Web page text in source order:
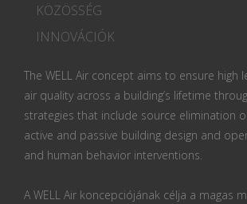
KÖZÖSSÉG
INNOVÁCIÓK
The WELL Air concept aims to ensure high
air quality across a building’s lifetime
strategies that include source elimination
active and passive building design and
and human behavior interventions.
A WELL Air koncepciójának célja a magas